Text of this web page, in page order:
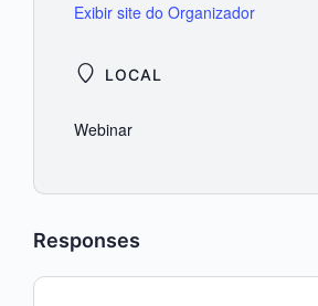
LOCAL
Webinar
Exibir site do Organizador
Responses